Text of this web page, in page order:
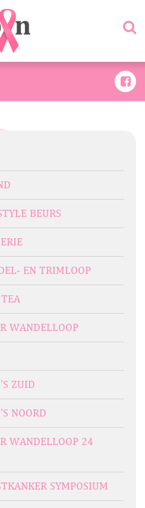
BEURS
EN TRIMLOOP
WANDELLOOP
ZUID
NOORD
WANDELLOOP 24
SYMPOSIUM